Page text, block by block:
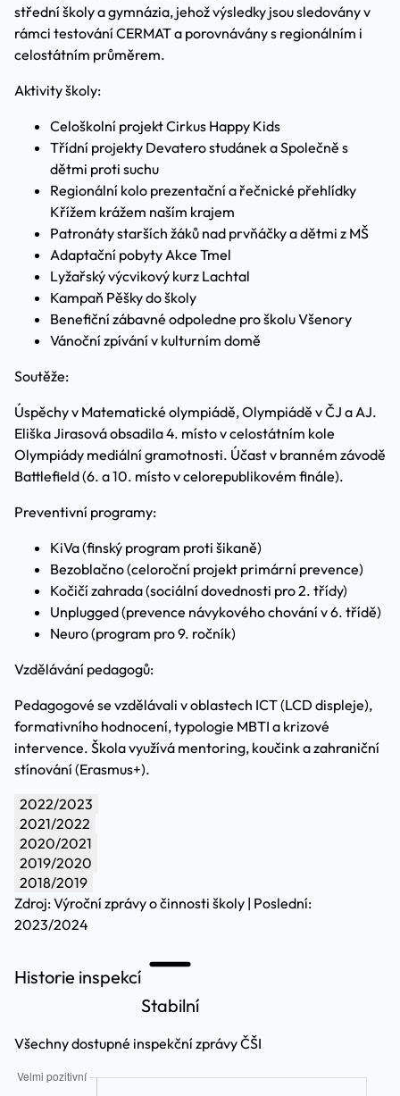
střední školy a gymnázia, jehož výsledky jsou sledovány v
rámci testování CERMAT a porovnávány s regionálním i
celostátním průměrem.
Aktivity školy:
Celoškolní projekt Cirkus Happy Kids
Třídní projekty Devatero studánek a Společně s
dětmi proti suchu
Regionální kolo prezentační a řečnické přehlídky
Křížem krážem naším krajem
Patronáty starších žáků nad prvňáčky a dětmi z MŠ
Adaptační pobyty Akce Tmel
Lyžařský výcvikový kurz Lachtal
Kampaň Pěšky do školy
Benefiční zábavné odpoledne pro školu Všenory
Vánoční zpívání v kulturním domě
Soutěže:
Úspěchy v Matematické olympiádě, Olympiádě v ČJ a AJ.
Eliška Jirasová obsadila 4. místo v celostátním kole
Olympiády mediální gramotnosti. Účast v branném závodě
Battlefield (6. a 10. místo v celorepublikovém finále).
Preventivní programy:
KiVa (finský program proti šikaně)
Bezoblačno (celoroční projekt primární prevence)
Kočičí zahrada (sociální dovednosti pro 2. třídy)
Unplugged (prevence návykového chování v 6. třídě)
Neuro (program pro 9. ročník)
Vzdělávání pedagogů:
Pedagogové se vzdělávali v oblastech ICT (LCD displeje),
formativního hodnocení, typologie MBTI a krizové
intervence. Škola využívá mentoring, koučink a zahraniční
stínování (Erasmus+).
2022/2023
2021/2022
2020/2021
2019/2020
2018/2019
Zdroj: Výroční zprávy o činnosti školy | Poslední:
2023/2024
Historie inspekcí
Stabilní
Všechny dostupné inspekční zprávy ČŠI